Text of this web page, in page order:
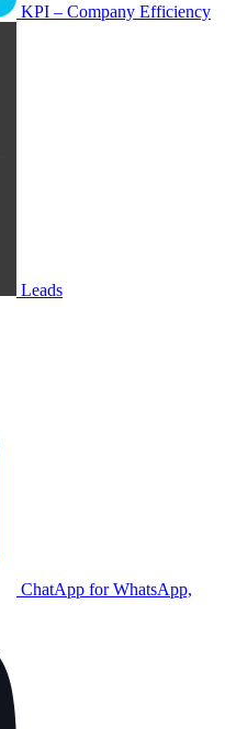
KPI – Company Efficiency
Leads
ChatApp for WhatsApp,